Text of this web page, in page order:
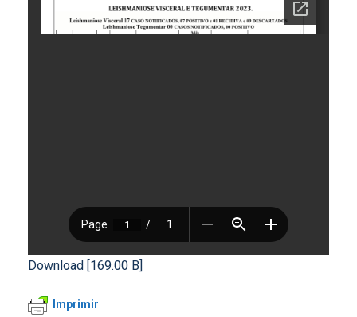
Download [169.00 B]
Imprimir